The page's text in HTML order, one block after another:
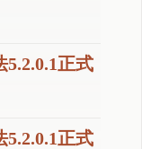
正式
正式